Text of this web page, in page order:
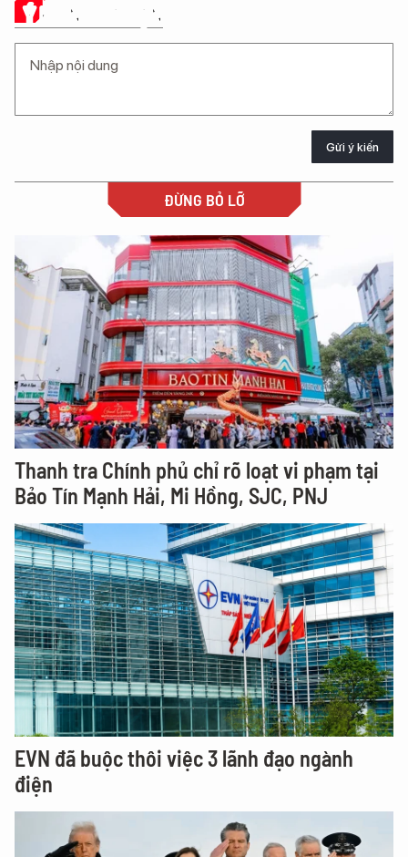
Ý KIẾN CỦA BẠN
Gửi ý kiến
ĐỪNG BỎ LỠ
Thanh tra Chính phủ chỉ rõ loạt vi phạm tại
Bảo Tín Mạnh Hải, Mi Hồng, SJC, PNJ
EVN đã buộc thôi việc 3 lãnh đạo ngành
điện